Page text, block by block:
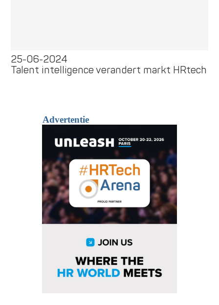
25-06-2024
Talent intelligence verandert markt HRtech
Advertentie